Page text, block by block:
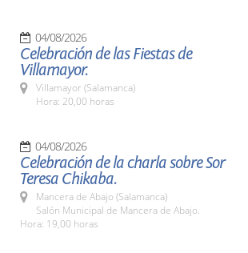
04/08/2026
Celebración de las Fiestas de
Villamayor.
Villamayor (Salamanca)
Hora: 20,00 horas
04/08/2026
Celebración de la charla sobre Sor
Teresa Chikaba.
Mancera de Abajo (Salamanca)
Salón Municipal de Mancera de Abajo.
Hora: 19,00 horas